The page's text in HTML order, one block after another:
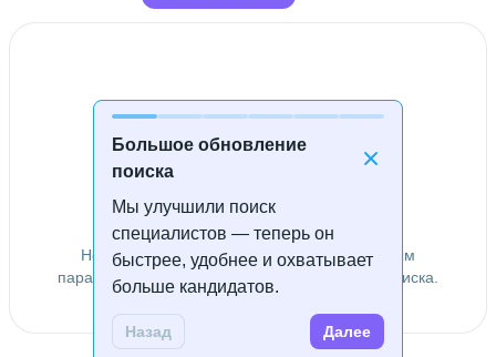
Большое обновление
поиска
Мы улучшили поиск
специалистов — теперь он
быстрее, удобнее и охватывает
больше кандидатов.
Назад Далее
Специалисты не найдены
Не удалось найти специалистов по заданным
параметрам. Попробуйте изменить условия поиска.